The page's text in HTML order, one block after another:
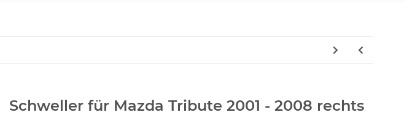
Schweller für Mazda Tribute 2001 - 2008 rechts